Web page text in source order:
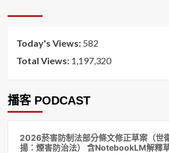
序
Today's Views: 582
Total Views: 1,197,320
播客 PODCAST
2026菸害防制法部分條文修正草案（世
揚：煙害防治法） 含NotebookLM解釋